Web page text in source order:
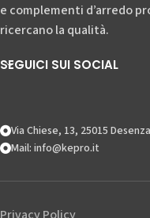
e complementi d’arredo
ricercano la qualità.
SEGUICI SUI SOCIAL
Via Chiese, 13, 25015
Mail: info@kepro.it